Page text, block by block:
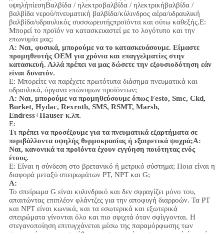
υψηλήπίεσηΒαλβίδα / ηλεκτροβαλβίδα / ηλεκτρικήβαλβίδα /
βαλβίδα νερού/πνευματική βαλβίδα/κύλινδρος αέρα/υδραυλική
βαλβίδα/υδραυλικός συσσωρευτήςπροϊόντα και ούτω καθεξής.Ε:
Μπορεί το προϊόν να κατασκευαστεί με το λογότυπο και την
επωνυμία μας;
Α: Ναι, φυσικά, μπορούμε να το κατασκευάσουμε. Είμαστε
προμηθευτής OEM για χρόνια και επαγγελματίες στην
κατασκευή. Αλλά πρέπει να μας δώσετε την εξουσιοδότηση εάν
είναι δυνατόν.
Ε: Μπορείτε να παρέχετε πρωτότυπα διάσημα πνευματικά και
υδραυλικά, όργανα επώνυμων προϊόντων;
Α: Ναι, μπορούμε να προμηθεύσουμε όπως Festo, Smc, Ckd,
Burket, Hydac, Rexroth, SMS, RSMT, Marsh,
Endress+Hauser κ.λπ.
Ε:
Τι πρέπει να προσέξουμε για τα πνευματικά εξαρτήματα σε
περιβάλλοντα υψηλής θερμοκρασίας ή εξαιρετικά ψυχρά;Α:
Ναι, κανονικά τα προϊόντα έχουν εγγύηση ποιότητας ενός
έτους.
Ε: Είναι η σύνδεση στο βρετανικό ή μετρικό σύστημα; Ποια είναι η
διαφορά μεταξύ σπειρωμάτων PT, NPT και G;
Α:
Το σπείρωμα G είναι κυλινδρικό και δεν σφραγίζει μόνο του,
απαιτώντας επιπλέον φλάντζες για την αποφυγή διαρροών. Τα PT
και NPT είναι κωνικά, και τα εσωτερικά και εξωτερικά
σπειρώματα γίνονται όλο και πιο σφιχτά όταν σφίγγονται. Η
στεγανοποίηση επιτυγχάνεται μέσω της παραμόρφωσης των